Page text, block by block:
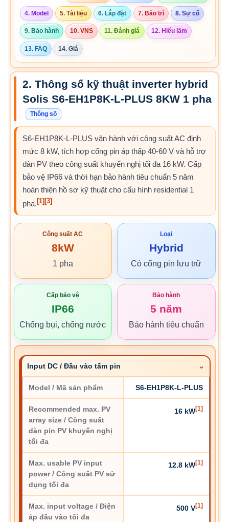
4. Model 5. Tài liệu 6. Lắp đặt 7. Bảo trì 8. Sự cố
9. Bảo hành 10. VNS 11. Đánh giá 12. Hiểu lầm
13. FAQ 14. Giá
2. Thông số kỹ thuật inverter hybrid
Solis S6-EH1P8K-L-PLUS 8KW 1 pha
Thông số
S6-EH1P8K-L-PLUS vận hành với công suất AC định
mức 8 kW, tích hợp cổng pin áp thấp 40-60 V và hỗ trợ
dàn PV theo công suất khuyến nghị tối đa 16 kW. Cấp
bảo vệ IP66 và thời hạn bảo hành tiêu chuẩn 5 năm
hoàn thiện hồ sơ kỹ thuật cho cấu hình residential 1
pha. [1] [3]
Công suất AC
8kW
1 pha
Loại
Hybrid
Có cổng pin lưu trữ
Cấp bảo vệ
IP66
Chống bụi, chống nước
Bảo hành
5 năm
Bảo hành tiêu chuẩn
Input DC / Đầu vào tấm pin
Model / Mã sản phẩm S6-EH1P8K-L-PLUS
Recommended max. PV
array size / Công suất
dàn pin PV khuyến nghị
tối đa
16 kW[1]
Max. usable PV input
power / Công suất PV sử
dụng tối đa
12.8 kW[1]
Max. input voltage / Điện
áp đầu vào tối đa
500 V[1]